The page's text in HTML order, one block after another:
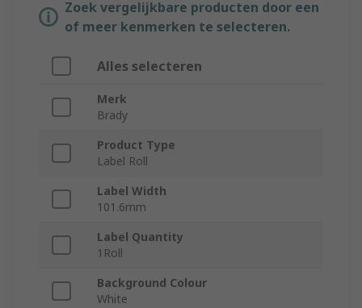
Zoek vergelijkbare producten door een
of meer kenmerken te selecteren.
Alles selecteren
Merk
Brady
Product Type
Label Roll
Label Width
101.6mm
Label Quantity
1Roll
Background Colour
White